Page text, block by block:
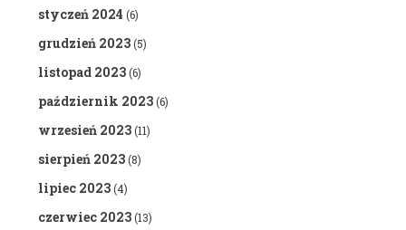
styczeń 2024 (6)
grudzień 2023(5)
listopad 2023(6)
październik 2023(6)
wrzesień 2023(11)
sierpień 2023(8)
lipiec 2023(4)
czerwiec 2023(13)